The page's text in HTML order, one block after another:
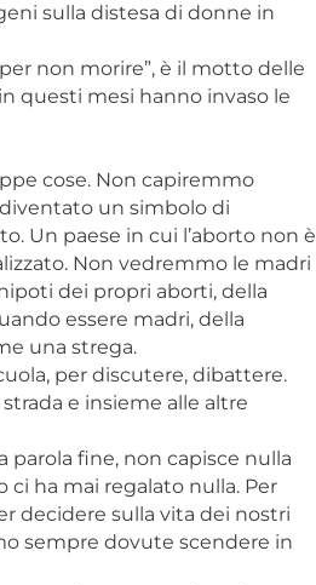
sulla distesa di donne in
non morire”, è il motto delle
questi mesi hanno invaso le
cose. Non capiremmo
un simbolo di
Un paese in cui l’aborto non è
Non vedremmo le madri
dei propri aborti, della
essere madri, della
una strega.
per discutere, dibattere.
e insieme alle altre
fine, non capisce nulla
ci ha mai regalato nulla. Per
decidere sulla vita dei nostri
sempre dovute scendere in